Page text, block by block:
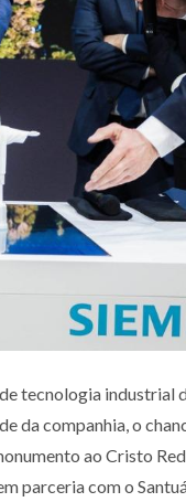
tecnologia industrial
da companhia, o
ao Cristo
parceria com o